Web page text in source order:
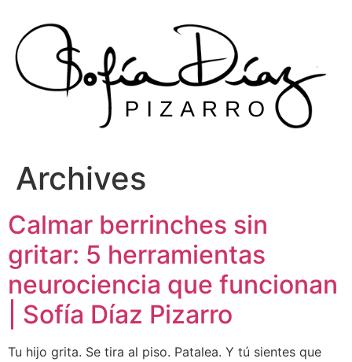
content
Archives
Calmar berrinches sin
gritar: 5 herramientas
neurociencia que funcionan
| Sofía Díaz Pizarro
Tu hijo grita. Se tira al piso. Patalea. Y tú sientes que